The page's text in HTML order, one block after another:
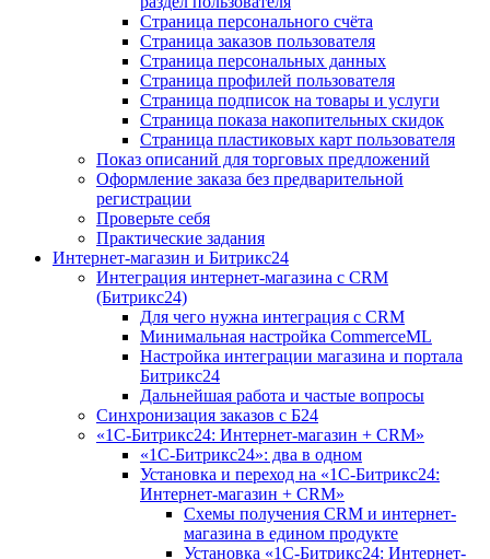
Страница персонального счёта
Страница заказов пользователя
Страница персональных данных
Страница профилей пользователя
Страница подписок на товары и услуги
Страница показа накопительных скидок
Страница пластиковых карт пользователя
Показ описаний для торговых предложений
Оформление заказа без предварительной
регистрации
Проверьте себя
Практические задания
Интернет-магазин и Битрикс24
Интеграция интернет-магазина с CRM
(Битрикс24)
Для чего нужна интеграция с CRM
Минимальная настройка CommerceML
Настройка интеграции магазина и портала
Битрикс24
Дальнейшая работа и частые вопросы
Синхронизация заказов с Б24
«1С-Битрикс24: Интернет-магазин + CRM»
«1С-Битрикс24»: два в одном
Установка и переход на «1С-Битрикс24:
Интернет-магазин + CRM»
Схемы получения CRM и интернет-
магазина в едином продукте
Установка «1С-Битрикс24: Интернет-